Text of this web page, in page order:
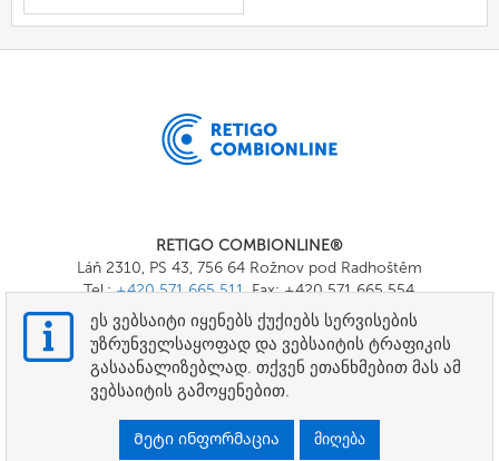
RETIGO COMBIONLINE®
Láň 2310, PS 43, 756 64 Rožnov pod Radhoštěm
Tel.:+420 571 665 511, Fax: +420 571 665 554
E-mail: info@combionline.com
OnlineMenu
ᲕᲐᲓᲔᲑᲘ ᲓᲐ ᲞᲘᲠᲝᲑᲔᲑᲘ
ეს ვებსაიტი იყენებს ქუქიებს სერვისების
უზრუნველსაყოფად და ვებსაიტის ტრაფიკის
გასაანალიზებლად. თქვენ ეთანხმებით მას ამ
ვებსაიტის გამოყენებით.
Მეტი ინფორმაცია მიღება